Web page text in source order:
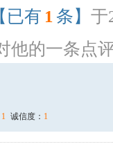
【已有 1 条】 于
他的一条点
1 诚信度： 1